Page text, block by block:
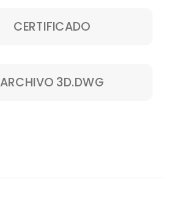
CERTIFICADO
ARCHIVO 3D.DWG